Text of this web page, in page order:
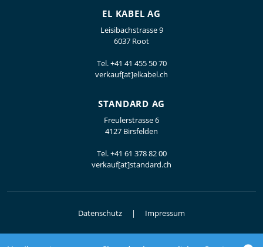
EL KABEL AG
Leisibachstrasse 9
6037 Root
Tel.+41 41 455 50 70
verkauf[at]elkabel.ch
STANDARD AG
Freulerstrasse 6
4127 Birsfelden
Tel.+41 61 378 82 00
verkauf[at]standard.ch
Datenschutz Impressum